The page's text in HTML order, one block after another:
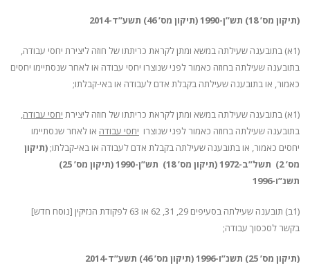
(תיקון מס’ 18) תש”ן-1990 (תיקון מס’ 46) תשע”ד-2014
(1א) בתובענה שעילתה במשא ומתן לקראת כריתתו של חוזה ליצירת יחסי עבודה,
בתובענה שעילתה בחוזה כאמור לפני שנוצרו יחסי עבודה או לאחר שנסתיימו יחסים
כאמור, או בתובענה שעילתה בקבלת אדם לעבודה או באי-קבלתו;
(1א) בתובענה שעילתה במשא ומתן לקראת כריתתו של חוזה ליצירת יחסי עבודה,
בתובענה שעילתה בחוזה כאמור לפני שנוצרו יחסי עבודה או לאחר שנסתיימו
יחסים כאמור, או בתובענה שעילתה בקבלת אדם לעבודה או באי-קבלתו; (תיקון
מס’ 2) תשל”ב-1972 (תיקון מס’ 18) תש”ן-1990 (תיקון מס’ 25)
תשנ”ו-1996
(1ב) תובענה שעילתה בסעיפים 29, 31, 62 או 63 לפקודת הנזיקין [נוסח חדש]
בקשר לסכסוך עבודה;
(תיקון מס’ 25) תשנ”ו-1996 (תיקון מס’ 46) תשע”ד-2014